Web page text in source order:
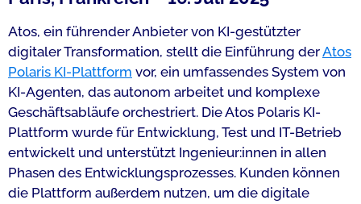
Atos, ein führender Anbieter von KI-gestützter
digitaler Transformation, stellt die Einführung derAtos
Polaris KI-Plattform vor, ein umfassendes System von
KI-Agenten, das autonom arbeitet und komplexe
Geschäftsabläufe orchestriert. Die Atos Polaris KI-
Plattform wurde für Entwicklung, Test und IT-Betrieb
entwickelt und unterstützt Ingenieur:innen in allen
Phasen des Entwicklungsprozesses. Kunden können
die Plattform außerdem nutzen, um die digitale